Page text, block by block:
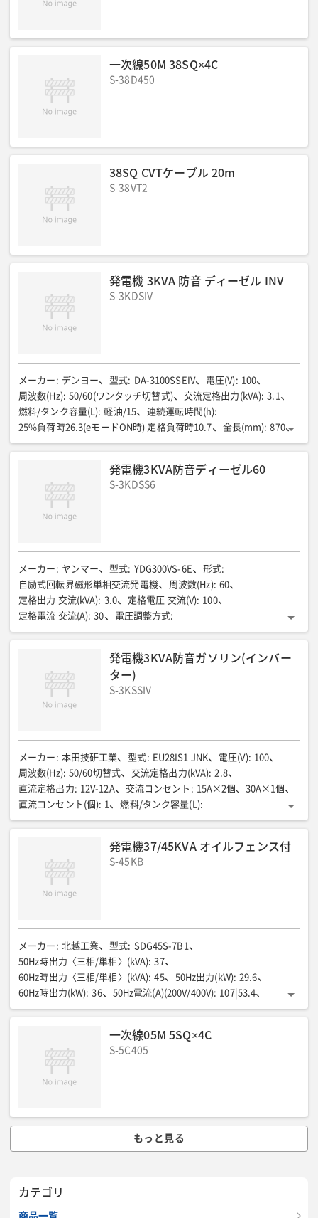
一次線50M 38SQ×4C
S-38D450
38SQ CVTケーブル 20m
S-38VT2
発電機 3KVA 防音 ディーゼル INV
S-3KDSIV
メーカー : デンヨー 型式: DA-3100SSEIV 電圧(V): 100
周波数(Hz): 50/60(ワンタッチ切替式) 交流定格出力(kVA): 3.1
燃料/タンク容量(L): 軽油/15 連続運転時間(h):
25%負荷時26.3(eモードON時) 定格負荷時10.7
全長(mm): 870
全幅(mm): 585 全高(mm): 857 乾燥重量(kg): 187
無負荷時51(eモードON時)定格負荷時61
低騒音型 : 超低騒音型
コンセント(個)
1.5A×2/30A×1
発電機3KVA防音ディーゼル60
S-3KDSS6
メーカー : ヤンマー 型式: YDG300VS-6E 形式:
自励式回転界磁形単相交流発電機
周波数(Hz): 60
定格出力 交流(kVA): 3.0 定格電圧 交流(V): 100
定格電流 交流(A): 30 電圧調整方式:
コンデンサ補償式ブラシレス
相数: 単相 極数: 2 力率(%):
アース付2極コンセント (15A)×2/引掛式コンセント(30A)×1
エンジン 機関名称
L70V 機関形式
立形空冷4サイクルディーゼル機関
使用燃料油: ディーゼル軽油(JIS2号)
電気始動(セルスタート)
全長×全幅×全高(mm):
713×598×687
騒音値 音響パワーレベル(dB) ※1 無負荷時 音響パワーレベル(LW
A):
騒音値 周囲7m平均値(dB(A)) ※2無負荷時周囲7m 4方向エネルギー
平均値
発電機3KVA防音ガソリン(インバー
ター)
S-3KSSIV
メーカー : 本田技研工業 型式: EU28IS1 JNK 電圧(V): 100
周波数(Hz): 50/60切替式 交流定格出力(kVA): 2.8
直流定格出力: 12V-12A 交流コンセント : 15A×2個、30A×1個
直流コンセント(個): 1 燃料/タンク容量(L):
自動車用無鉛ガソリン/12.7
連続運転時間(h):
乾燥重量(kg): 61.2 騒音値7m(dB(A)):
88[3/4負荷]
発電機37/45KVA オイルフェンス付
S-45KB
メーカー : 北越工業 型式: SDG45S-7B1
50Hz時出力〈三相/単相〉(kVA): 37
60Hz時出力〈三相/単相〉(kVA): 45 50Hz出力(kW): 29.6
60Hz時出力(kW): 36 50Hz電流(A)(200V/400V): 107|53.4
60Hz時電流(A)(200V/400V): 118|59 燃料/タンク容量(L): 325
60Hz時燃料消費量75%負荷(L/h): 8.4 全長(mm)
全幅(mm): 860 全高(mm): 1590
騒音値LwA(dB)
一次線05M 5SQ×4C
S-5C405
もっと見る
カテゴリ
商品一覧